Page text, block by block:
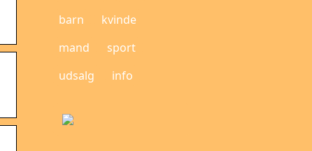
barn
kvinde
mand
sport
udsalg
info